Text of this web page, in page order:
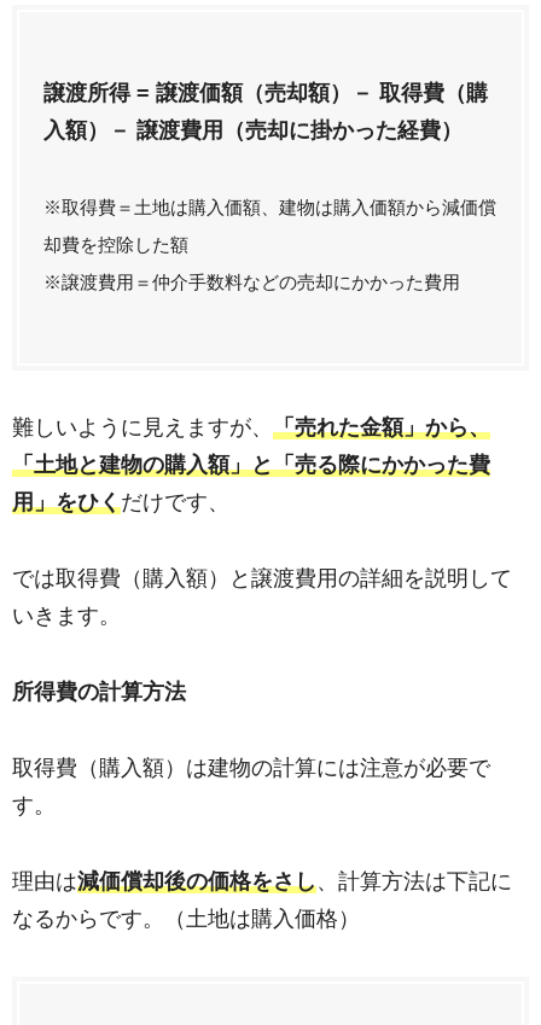
譲渡所得 = 譲渡価額（売却額）－ 取得費（購
入額）－ 譲渡費用（売却に掛かった経費）
※取得費＝土地は購入価額、建物は購入価額から減価償
却費を控除した額
※譲渡費用＝仲介手数料などの売却にかかった費用
難しいように見えますが、 「売れた金額」から、
「土地と建物の購入額」と「売る際にかかった費
用」をひくだけです、
では取得費（購入額）と譲渡費用の詳細を説明して
いきます。
所得費の計算方法
取得費（購入額）は建物の計算には注意が必要で
す。
理由は減価償却後の価格をさし、計算方法は下記に
なるからです。（土地は購入価格）